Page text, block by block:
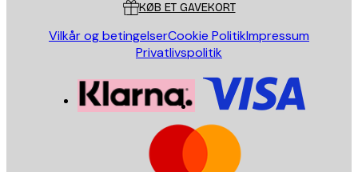
KØB ET GAVEKORT
Vilkår og betingelserCookie PolitikImpressum
Privatlivspolitik